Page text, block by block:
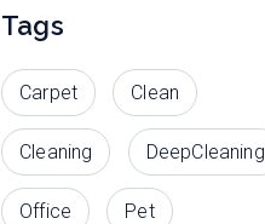
Tags
Carpet Clean
Cleaning DeepCleaning
Office Pet